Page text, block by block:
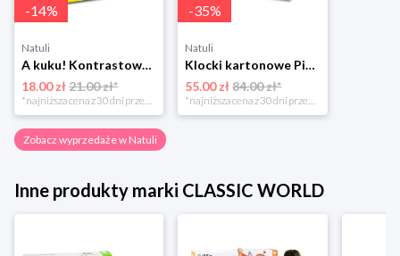
-14%
Natuli
A kuku! Kontrastowe obrazki. Karty kontrastowe + poradnik 0+ Edgard
18.00 zł21.00 zł*
*najniższa cena z 30 dni przed obniżką
-35%
Natuli
Klocki kartonowe Piramida Zabaw. Owoce i Warzywa Piramida zabaw
55.00 zł 84.00 zł*
*najniższa cena z 30 dni przed obniżką
Zobacz wyprzedaże w Natuli
Inne produkty marki CLASSIC WORLD